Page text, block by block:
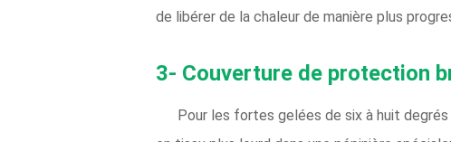
de libérer de la chaleur de manière plus
3- Couverture de protection
Pour les fortes gelées de six à huit